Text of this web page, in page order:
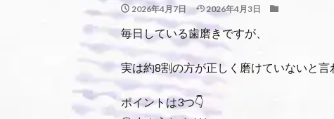
2026年4月7日 2026年4月3日
毎日している歯磨きですが、
実は約8割の方が正しく磨けていないと言
ポイントは3つ👇